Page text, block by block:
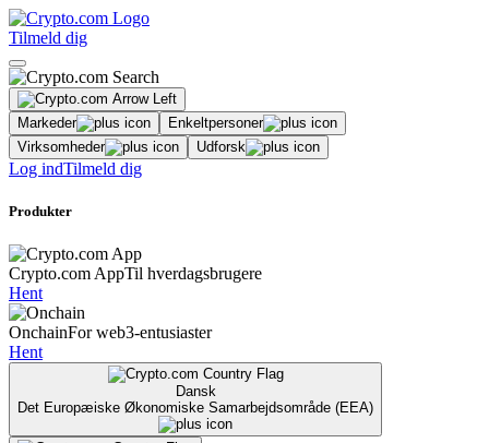
Tilmeld dig
Markeder
Enkeltpersoner
Virksomheder
Udforsk
Log indTilmeld dig
Produkter
Crypto.com AppTil hverdagsbrugere
Hent
OnchainFor web3-entusiaster
Hent
Dansk
Det Europæiske Økonomiske Samarbejdsområde (EEA)